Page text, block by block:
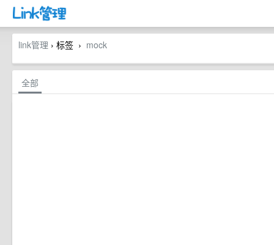
link管理 › 标签 › mock
全部